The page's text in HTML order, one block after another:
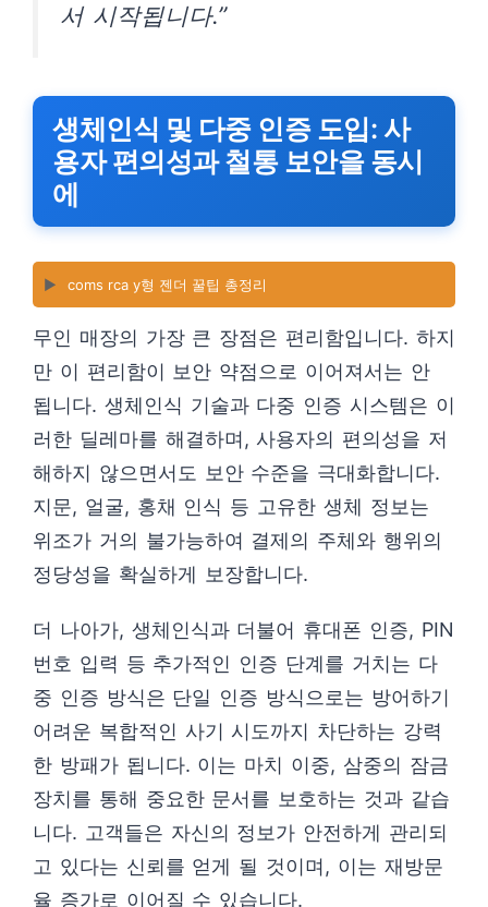
서 시작됩니다.”
생체인식 및 다중 인증 도입: 사
용자 편의성과 철통 보안을 동시
에
▶️ coms rca y형 젠더 꿀팁 총정리
무인 매장의 가장 큰 장점은 편리함입니다. 하지
만 이 편리함이 보안 약점으로 이어져서는 안
됩니다. 생체인식 기술과 다중 인증 시스템은 이
러한 딜레마를 해결하며, 사용자의 편의성을 저
해하지 않으면서도 보안 수준을 극대화합니다.
지문, 얼굴, 홍채 인식 등 고유한 생체 정보는
위조가 거의 불가능하여 결제의 주체와 행위의
정당성을 확실하게 보장합니다.
더 나아가, 생체인식과 더불어 휴대폰 인증, PIN
번호 입력 등 추가적인 인증 단계를 거치는 다
중 인증 방식은 단일 인증 방식으로는 방어하기
어려운 복합적인 사기 시도까지 차단하는 강력
한 방패가 됩니다. 이는 마치 이중, 삼중의 잠금
장치를 통해 중요한 문서를 보호하는 것과 같습
니다. 고객들은 자신의 정보가 안전하게 관리되
고 있다는 신뢰를 얻게 될 것이며, 이는 재방문
율 증가로 이어질 수 있습니다.